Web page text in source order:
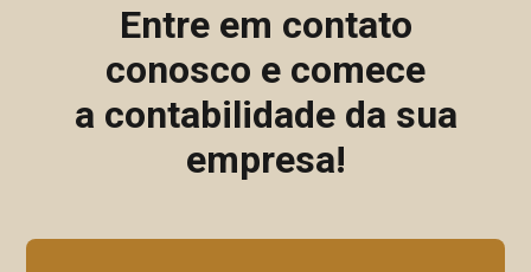
Entre em contato
conosco e comece
a contabilidade da sua
empresa!